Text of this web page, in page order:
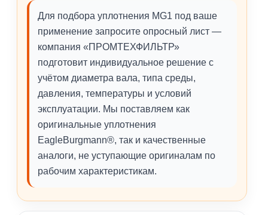
Для подбора уплотнения MG1 под ваше
применение запросите опросный лист —
компания «ПРОМТЕХФИЛЬТР»
подготовит индивидуальное решение с
учётом диаметра вала, типа среды,
давления, температуры и условий
эксплуатации. Мы поставляем как
оригинальные уплотнения
EagleBurgmann®, так и качественные
аналоги, не уступающие оригиналам по
рабочим характеристикам.